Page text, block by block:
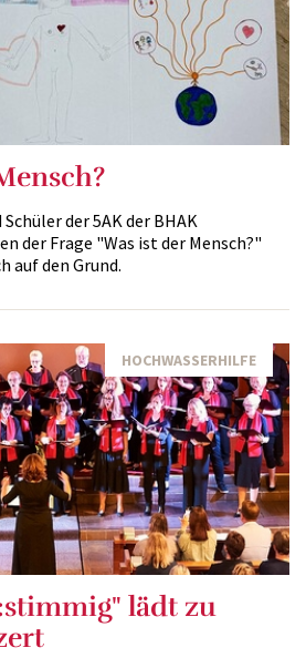
der 5AK der BHAK
der Frage "Was ist der Mensch?"
auf den Grund.
HOCHWASSERHILFE
lädt zu